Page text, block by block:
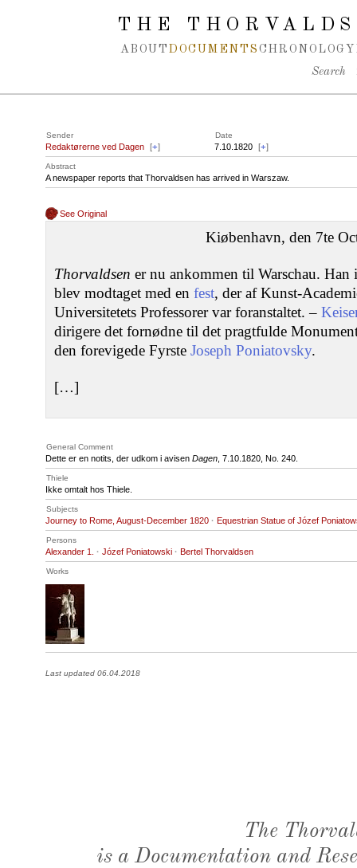
Spring navigation over
THE
ABOUT DOCUMENTS CHRONOLOGY
Search
Sender Date
Redaktørerne ved Dagen [+] 7.10.1820 [+]
Abstract
A newspaper reports that Thorvaldsen has arrived in Warszaw.
See Original
Kiøbenhavn, den 7te
Thorvaldsen er nu ankommen til Warschau.
blev modtaget med en fest, der af Kunst-
Universitetets Professorer var foranstaltet. –
dirigere det fornødne til det pragtfulde
den forevigede Fyrste Joseph Poniatovsky.
[…]
General Comment
Dette er en notits, der udkom i avisen Dagen , 7.10.1820, No. 240.
Thiele
Ikke omtalt hos Thiele.
Subjects
Journey to Rome, August-December 1820 · Equestrian Statue of Józef
Persons
Alexander 1. · Józef Poniatowski · Bertel Thorvaldsen
Works
Last updated 06.04.2018
The
is a Documentation and